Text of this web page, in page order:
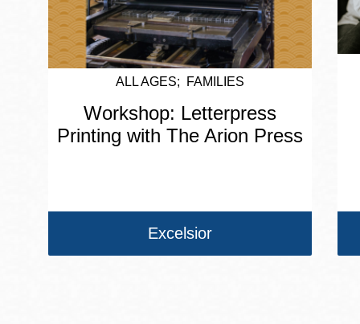
ALL AGES FAMILIES
Workshop: Letterpress
Printing with The Arion Press
Excelsior